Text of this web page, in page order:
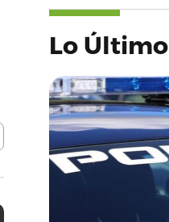
Lo Último